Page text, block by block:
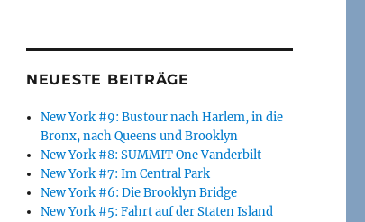
NEUESTE BEITRÄGE
New York #9: Bustour nach Harlem, in die
Bronx, nach Queens und Brooklyn
New York #8: SUMMIT One Vanderbilt
New York #7: Im Central Park
New York #6: Die Brooklyn Bridge
New York #5: Fahrt auf der Staten Island